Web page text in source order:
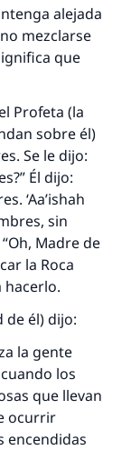
alejada
mezclarse
que
Profeta (la
sobre él)
Se le dijo:
Él dijo:
‘Aa’ishah
sin
Madre de
la Roca
hacerlo.
de él) dijo:
la gente
los
que llevan
ocurrir
encendidas
a hacer el
que